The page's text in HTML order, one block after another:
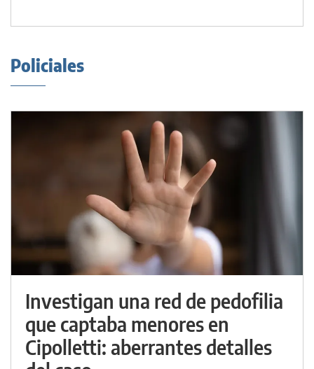
Policiales
Investigan una red de pedofilia
que captaba menores en
Cipolletti: aberrantes detalles